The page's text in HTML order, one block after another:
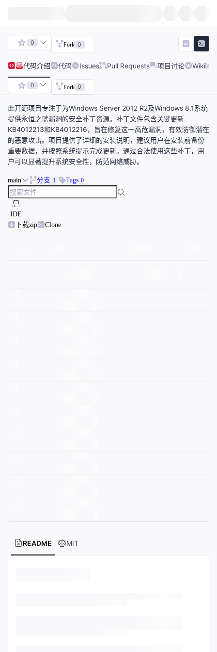
0 Fork 0
代码介绍 代码 Issues Pull Requests 项目讨论 Wiki
0 Fork 0
此开源项目专注于为Windows Server 2012 R2及Windows 8.1系统
提供永恒之蓝漏洞的安全补丁资源。补丁文件包含关键更新
KB4012213和KB4012216，旨在修复这一高危漏洞，有效防御潜在
的恶意攻击。项目提供了详细的安装说明，建议用户在安装前备份
重要数据，并按照系统提示完成更新。通过合法使用这些补丁，用
户可以显著提升系统安全性，防范网络威胁。
main 分支 1 Tags 0
IDE
下载zip
Clone
README MIT